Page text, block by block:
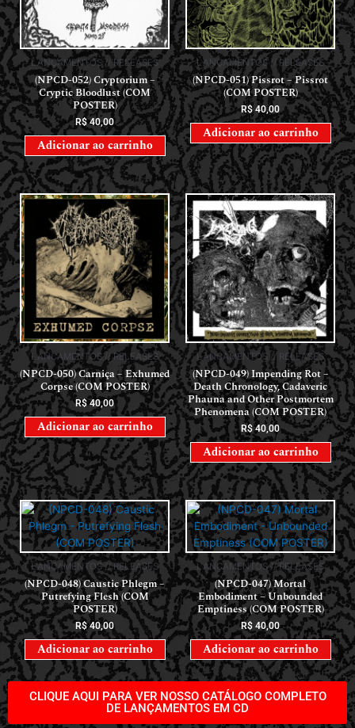
LANÇAMENTOS // RELEASES
(NPCD-052) Cryptorium –
Cryptic Bloodlust (COM
POSTER)
R$40,00
Adicionar ao carrinho
LANÇAMENTOS // RELEASES
(NPCD-051) Pissrot – Pissrot
(COM POSTER)
R$40,00
Adicionar ao carrinho
LANÇAMENTOS // RELEASES
(NPCD-050) Carniça – Exhumed
Corpse (COM POSTER)
R$40,00
Adicionar ao carrinho
LANÇAMENTOS // RELEASES
(NPCD-049) Impending Rot –
Death Chronology, Cadaveric
Phauna and Other Postmortem
Phenomena (COM POSTER)
R$40,00
Adicionar ao carrinho
LANÇAMENTOS // RELEASES
(NPCD-048) Caustic Phlegm –
Putrefying Flesh (COM
POSTER)
R$40,00
Adicionar ao carrinho
LANÇAMENTOS // RELEASES
(NPCD-047) Mortal
Embodiment – Unbounded
Emptiness (COM POSTER)
R$ 40,00
Adicionar ao carrinho
CLIQUE AQUI PARA VER NOSSO CATÁLOGO COMPLETO
DE LANÇAMENTOS EM CD